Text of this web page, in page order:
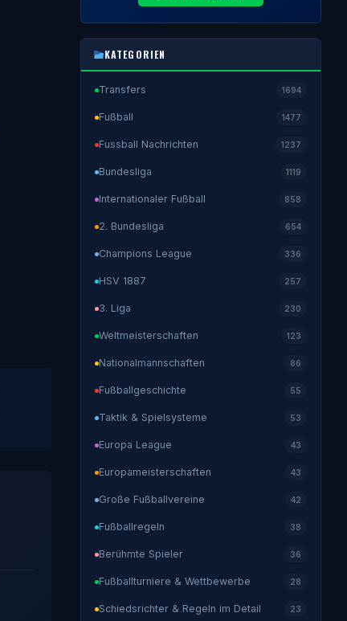
KATEGORIEN
Transfers 1694
Fußball 1477
Fussball Nachrichten 1237
Bundesliga 1119
Internationaler Fußball 858
2. Bundesliga 654
Champions League 336
HSV 1887 257
3. Liga 230
Weltmeisterschaften 123
Nationalmannschaften 86
Fußballgeschichte 55
Taktik & Spielsysteme 53
Europa League 43
Europameisterschaften 43
Große Fußballvereine 42
Fußballregeln 38
Berühmte Spieler 36
Fußballturniere & Wettbewerbe 28
Schiedsrichter & Regeln im Detail 23